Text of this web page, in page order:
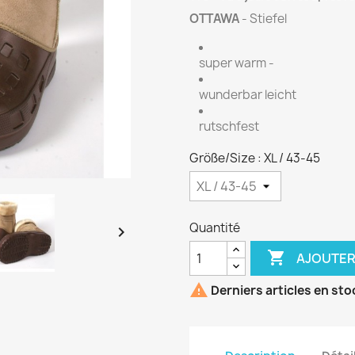

OTTAWA- Stiefel
super warm -
wunderbar leicht
rutschfest
Größe/Size : XL / 43-45
Quantité

 Derniers articles en